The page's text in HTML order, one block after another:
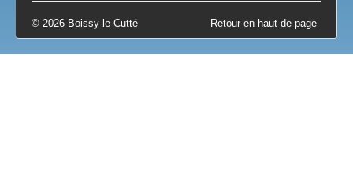
Retour en haut de page
© 2026 Boissy-le-Cutté